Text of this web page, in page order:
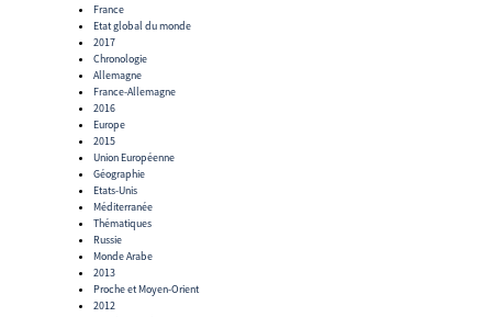
France
Etat global du monde
2017
Chronologie
Allemagne
France-Allemagne
2016
Europe
2015
Union Européenne
Géographie
Etats-Unis
Méditerranée
Thématiques
Russie
Monde Arabe
2013
Proche et Moyen-Orient
2012